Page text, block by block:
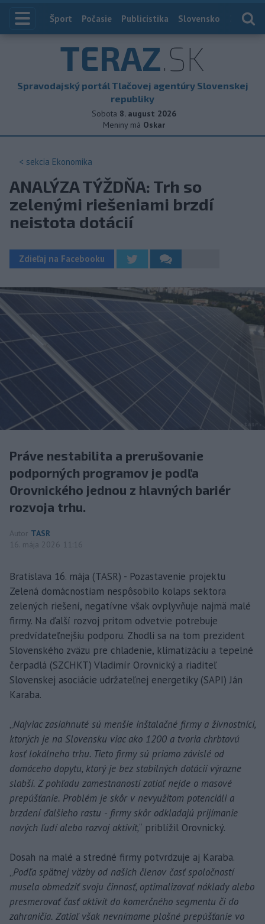
Index
Šport Počasie Publicistika Slovensko
TERAZ.SK
Spravodajský portál Tlačovej agentúry Slovenskej
republiky
Sobota 8. august 2026
Meniny má Oskar
< sekcia Ekonomika
ANALÝZA TÝŽDŇA: Trh so
zelenými riešeniami brzdí
neistota dotácií
Zdieľaj na Facebooku
Práve nestabilita a prerušovanie
podporných programov je podľa
Orovnického jednou z hlavných bariér
rozvoja trhu.
Autor TASR
16. mája 2026 11:16
Bratislava 16. mája (TASR) - Pozastavenie projektu
Zelená domácnostiam nespôsobilo kolaps sektora
zelených riešení, negatívne však ovplyvňuje najmä malé
firmy. Na ďalší rozvoj pritom odvetvie potrebuje
predvídateľnejšiu podporu. Zhodli sa na tom prezident
Slovenského zväzu pre chladenie, klimatizáciu a tepelné
čerpadlá (SZCHKT) Vladimír Orovnický a riaditeľ
Slovenskej asociácie udržateľnej energetiky (SAPI) Ján
Karaba.
„Najviac zasiahnuté sú menšie inštalačné firmy a živnostníci,
ktorých je na Slovensku viac ako 1200 a tvoria chrbtovú
kosť lokálneho trhu. Tieto firmy sú priamo závislé od
domáceho dopytu, ktorý je bez stabilných dotácií výrazne
slabší. Z pohľadu zamestnanosti zatiaľ nejde o masové
prepúšťanie. Problém je skôr v nevyužitom potenciáli a
brzdení ďalšieho rastu - firmy skôr odkladajú prijímanie
nových ľudí alebo rozvoj aktivít,“ priblížil Orovnický.
Dosah na malé a stredné firmy potvrdzuje aj Karaba.
„Podľa spätnej väzby od našich členov časť spoločností
musela obmedziť svoju činnosť, optimalizovať náklady alebo
presmerovať časť aktivít do komerčného segmentu či do
zahraničia. Zatiaľ však nevnímame plošné prepúšťanie vo